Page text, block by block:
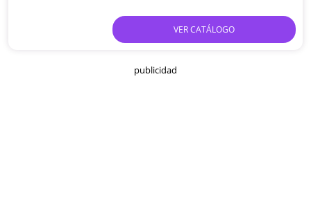
VER CATÁLOGO
publicidad